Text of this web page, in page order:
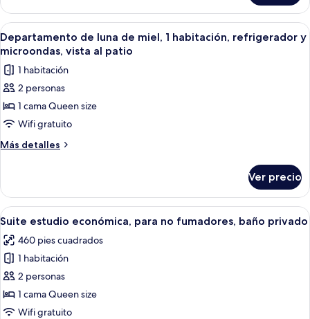
y
microondas,
vista
a
la
ciudad
estudio
exclusiva,
1
cama
size,
refrigerador
microondas,
vista
la
Abrir
todas
las
fotos
de
Departamento
de
luna
1
habitación,
refrigerador
y
microondas,
vista
al
patio
Una cama bien tendida con un
16
Departamento de luna de miel, 1 habitación, refrigerador y
microondas, vista al patio
1 habitación
2 personas
1 cama Queen size
Wifi gratuito
Más detalles
Más
de
luna
de
habitación,
refrigerador
y
microondas,
vista
Ver precio
Abrir
todas
las
fotos
de
Suite
estudio
Habitación de hotel con cama, mesa
14
Suite estudio económica, para no fumadores, baño privado
460 pies cuadrados
1 habitación
2 personas
1 cama Queen size
Wifi gratuito